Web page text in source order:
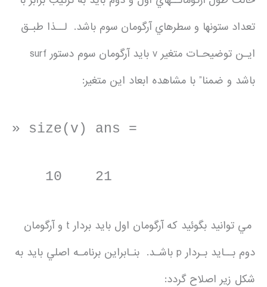
تعداد ستونها و سطرهاي آرگومان سوم باشد. لــذا طبـق
ايـن توضيحـات متغير v بايد آرگومان سوم دستور surf
باشد و ضمنا” با مشاهده ابعاد اين متغير:
» size(v) ans =
10 21
مي توانيد بگوئيد كه آرگومان اول بايد بردار t و آرگومان
دوم بــايد بـردار p باشـد. بنـابراين برنامـه اصلي بايد به
شكل زير اصلاح گردد: